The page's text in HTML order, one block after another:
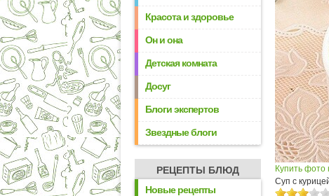
Красота и здоровье
Он и она
Детская комната
Досуг
Блоги экспертов
Звездные блоги
РЕЦЕПТЫ БЛЮД
Новые рецепты
Купить фото
Суп с